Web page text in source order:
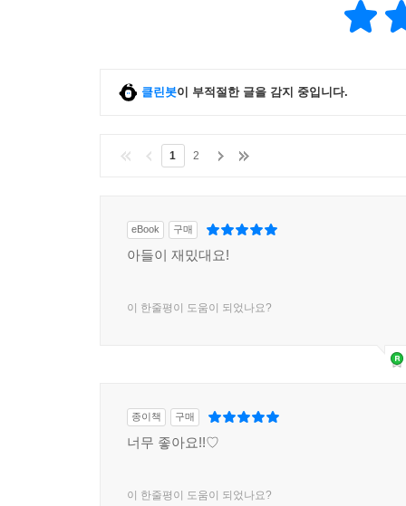
클린봇이 부적절한 글을 감지 중입니다.
1 2
eBook 구매
아들이 재밌대요!
이 한줄평이 도움이 되었나요?
종이책 구매
너무 좋아요!!♡
이 한줄평이 도움이 되었나요?